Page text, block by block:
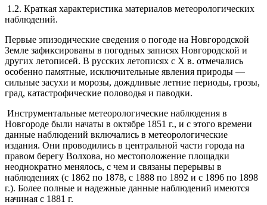
1.2. Краткая характеристика материалов метеорологических
наблюдений.
Первые эпизодические сведения о погоде на Новгородской
Земле зафиксированы в погодных записях Новгородской и
других летописей. В русских летописях с X в. отмечались
особенно памятные, исключительные явления природы —
сильные засухи и морозы, дождливые летние периоды, грозы,
град, катастрофические половодья и паводки.
Инструментальные метеорологические наблюдения в
Новгороде были начаты в октябре 1851 г., и с этого времени
данные наблюдений включались в метеорологические
издания. Они проводились в центральной части города на
правом берегу Волхова, но местоположение площадки
неоднократно менялось, с чем и связаны перерывы в
наблюдениях (с 1862 по 1878, с 1888 по 1892 и с 1896 по 1898
г.). Более полные и надежные данные наблюдений имеются
начиная с 1881 г.